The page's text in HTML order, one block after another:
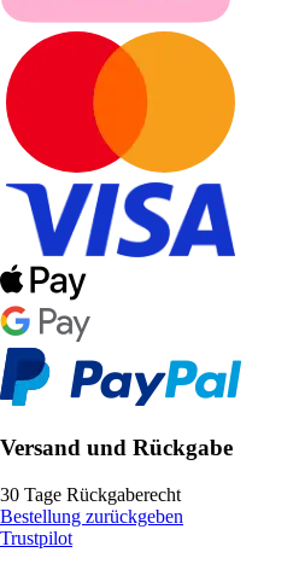
Versand und Rückgabe
30 Tage Rückgaberecht
Bestellung zurückgeben
Trustpilot